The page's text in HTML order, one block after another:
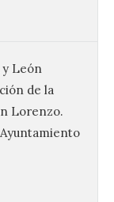
y León
de la
Lorenzo.